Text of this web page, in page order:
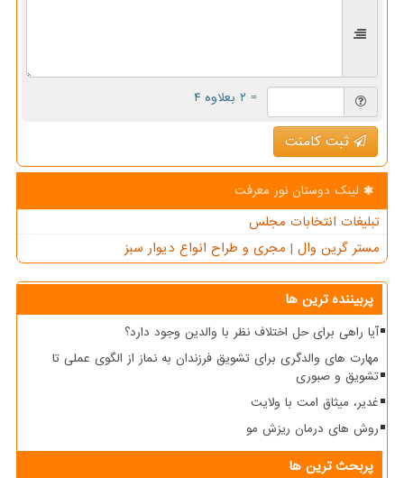
= ۲ بعلاوه ۴
ثبت کامنت
لینک دوستان نور معرفت
تبلیغات انتخابات مجلس
مستر گرین وال | مجری و طراح انواع دیوار سبز
پربیننده ترین ها
آیا راهی برای حل اختلاف نظر با والدین وجود دارد؟
مهارت های والدگری برای تشویق فرزندان به نماز از الگوی عملی تا
تشویق و صبوری
غدیر، میثاق امت با ولایت
روش های درمان ریزش مو
پربحث ترین ها